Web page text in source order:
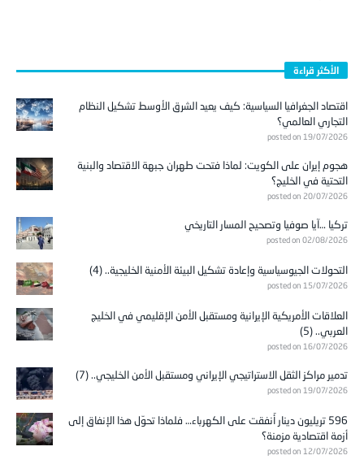
الأكثر قراءة
اقتصاد الجغرافيا السياسية: كيف يعيد الشرق الأوسط تشكيل النظام
التجاري العالمي؟
posted on 19/07/2026
هجوم إيران على الكويت: لماذا فتحت طهران جبهة الاقتصاد والبنية
التحتية في الخليج؟
posted on 20/07/2026
تركيا …آيا صوفيا وتصحيح المسار التاريخي
posted on 02/08/2026
التحولات الجيوسياسية وإعادة تشكيل البيئة الأمنية الخليجية.. (4)
posted on 15/07/2026
العلاقات الأمريكية الإيرانية ومستقبل الأمن الإقليمي في الخليج
العربي.. (5)
posted on 16/07/2026
تدمير مراكز الثقل الاستراتيجي الإيراني ومستقبل الأمن الخليجي.. (7)
posted on 19/07/2026
596 تريليون دينار أُنفقت على الكهرباء… فلماذا تحوّل هذا الإنفاق إلى
أزمة اقتصادية مزمنة؟
posted on 12/07/2026